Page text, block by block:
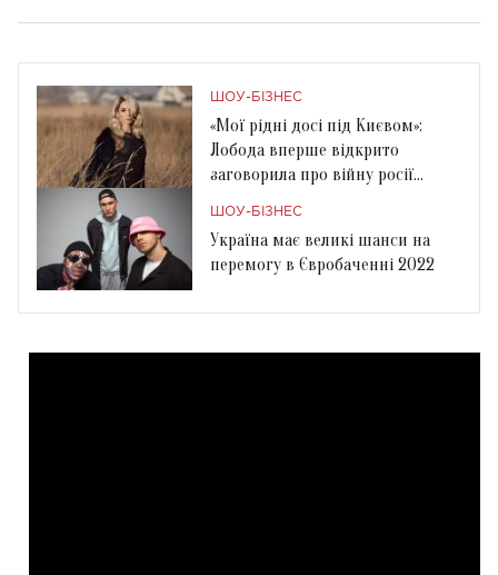
ШОУ-БІЗНЕС
«Мої рідні досі під Києвом»:
Лобода вперше відкрито
заговорила про війну росії
ШОУ-БІЗНЕС
Україна має великі шанси на
перемогу в Євробаченні 2022